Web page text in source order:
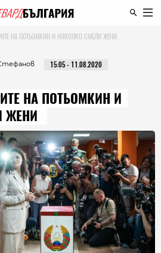
НА ПОТЬОМКИН И НЯКОЛКО СМЕЛИ ЖЕНИ
15:05 - 11.08.2020
НА ПОТЬОМКИН И
ЖЕНИ